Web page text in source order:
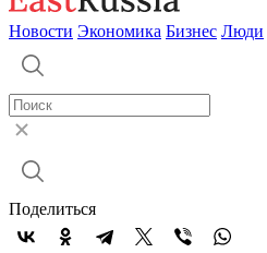
Новости Экономика Бизнес Люди
Поделиться